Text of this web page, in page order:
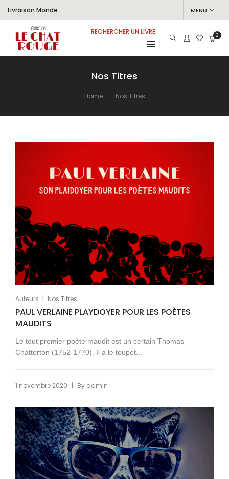
Livraison Monde MENU
RECHERCHER UN LIVRE 0
Nos Titres
Home Nos Titres
Auteurs | Nos Titres
PAUL VERLAINE PLAYDOYER POUR LES POÈTES
MAUDITS
Le tout premier poète maudit est un certain Thomas
Chatterton (1752-1770). Il a le toupet...
1 novembre 2020 | By admin